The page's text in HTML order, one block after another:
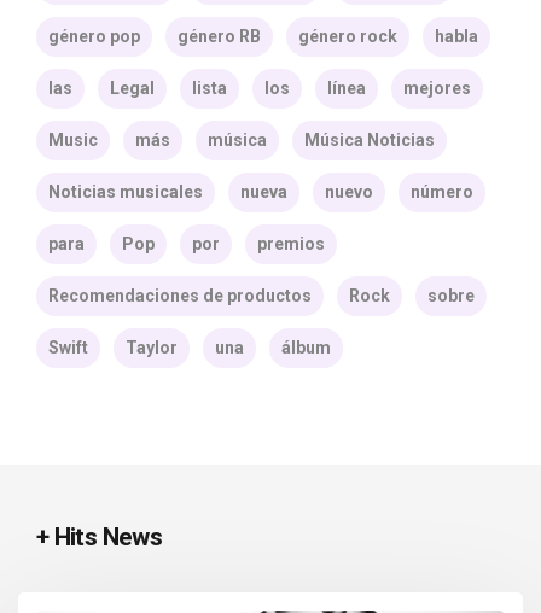
género pop género RB género rock habla
las Legal lista los línea mejores
Music más música Música Noticias
Noticias musicales nueva nuevo número
para Pop por premios
Recomendaciones de productos Rock sobre
Swift Taylor una álbum
+ Hits News